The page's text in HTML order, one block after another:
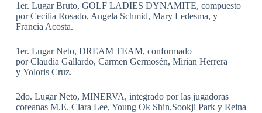
1er. Lugar Bruto, GOLF LADIES DYNAMITE, compuesto
por Cecilia Rosado, Angela Schmid, Mary Ledesma, y
Francia Acosta.
1er. Lugar Neto, DREAM TEAM, conformado
por Claudia Gallardo, Carmen Germosén, Mirian Herrera
y Yoloris Cruz.
2do. Lugar Neto, MINERVA, integrado por las jugadoras
coreanas M.E. Clara Lee, Young Ok Shin,Sookji Park y Reina